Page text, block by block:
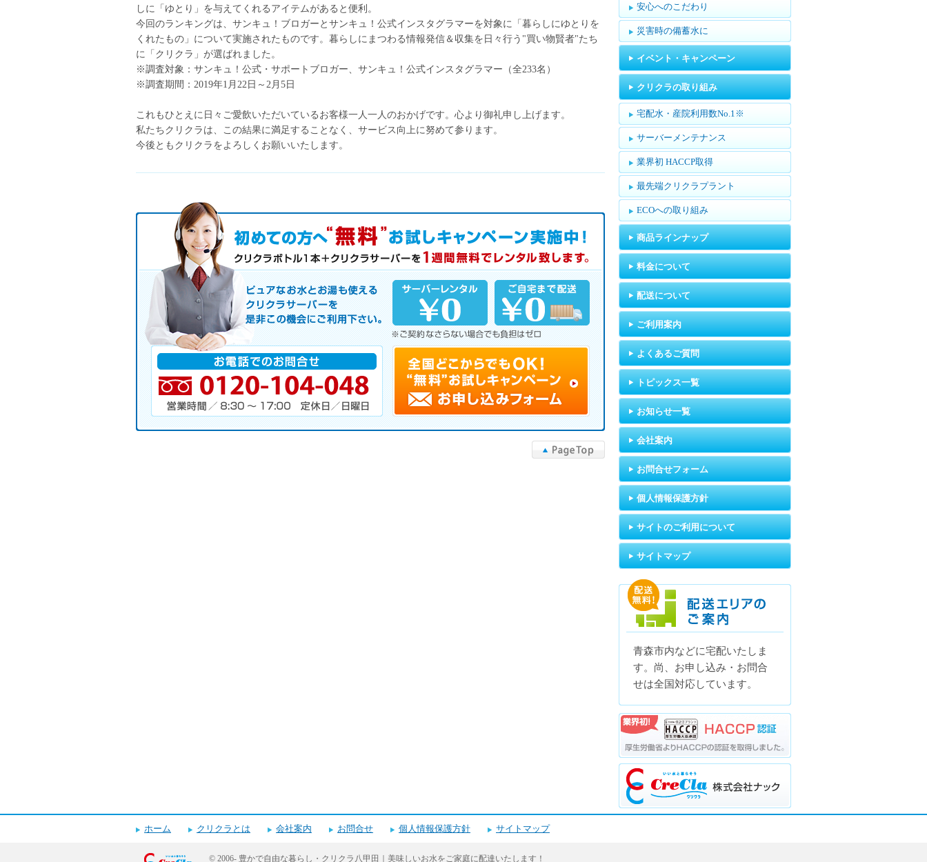
しに「ゆとり」を与えてくれるアイテムがあると便利。
今回のランキングは、サンキュ！ブロガーとサンキュ！公式インスタグラマーを対象に「暮らしにゆとりを
くれたもの」について実施されたものです。暮らしにまつわる情報発信＆収集を日々行う"買い物賢者"たち
に「クリクラ」が選ばれました。
※調査対象：サンキュ！公式・サポートブロガー、サンキュ！公式インスタグラマー（全233名）
※調査期間：2019年1月22日～2月5日
これもひとえに日々ご愛飲いただいているお客様一人一人のおかげです。心より御礼申し上げます。
私たちクリクラは、この結果に満足することなく、サービス向上に努めて参ります。
今後ともクリクラをよろしくお願いいたします。
初めての方へ キャンペーン実施中！
お気軽にお申し込み下さい。
ピュアなお水とお湯も使えるクリクラサーバーを是非この機会にご利用下さい。
サーバレンタル
ご自宅まで配送
※ご契約なさらなくても結構です。
お電話でのお問合せ
安心へのこだわり
災害時の備蓄水に
イベント・キャンペーン
クリクラの取り組み
宅配水・産院利用数No.1※
サーバーメンテナンス
業界初 HACCP取得
最先端クリクラプラント
ECOへの取り組み
商品ラインナップ
料金について
配送について
ご利用案内
よくあるご質問
トピックス一覧
お知らせ一覧
会社案内
お問合せフォーム
個人情報保護方針
サイトのご利用について
サイトマップ
配送エリアのご案内
青森市内などに宅配いたしま
す。尚、お申し込み・お問合
せは全国対応しています。
ホーム クリクラとは 会社案内 お問合せ 個人情報保護方針 サイトマップ
© 2006- 豊かで自由な暮らし・クリクラ八甲田｜美味しいお水をご家庭に配達いたします！